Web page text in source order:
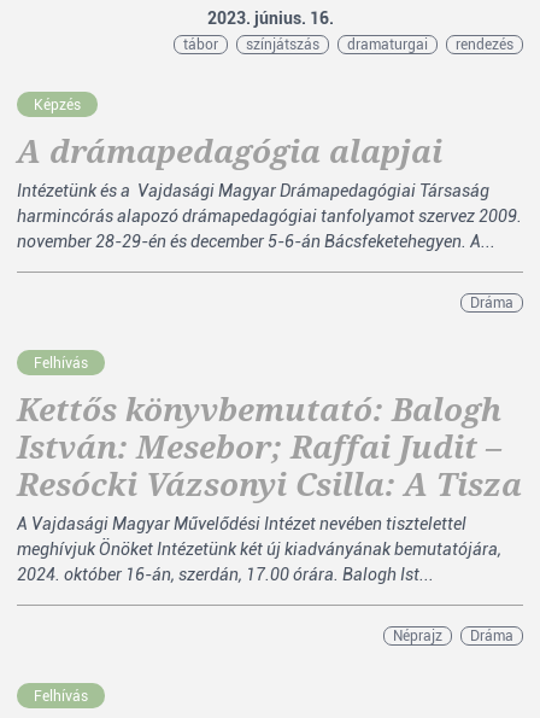
2023. június. 16.
tábor színjátszás dramaturgai rendezés
Képzés
A drámapedagógia alapjai
Intézetünk és a Vajdasági Magyar Drámapedagógiai Társaság
harmincórás alapozó drámapedagógiai tanfolyamot szervez 2009.
november 28-29-én és december 5-6-án Bácsfeketehegyen. A...
Dráma
Felhívás
Kettős könyvbemutató: Balogh
István: Mesebor; Raffai Judit –
Resócki Vázsonyi Csilla: A Tisza
A Vajdasági Magyar Művelődési Intézet nevében tisztelettel
meghívjuk Önöket Intézetünk két új kiadványának bemutatójára,
2024. október 16-án, szerdán, 17.00 órára. Balogh Ist...
Néprajz Dráma
Felhívás